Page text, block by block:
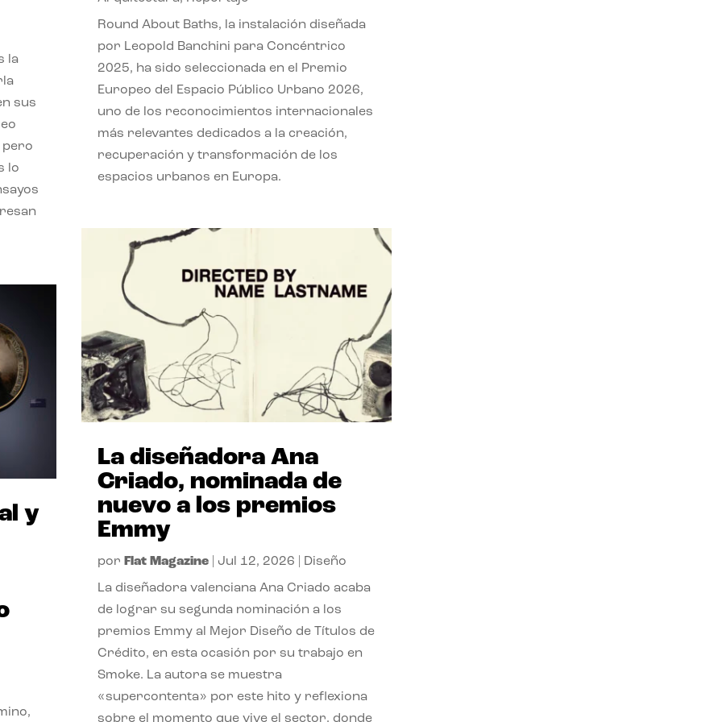
la
sus
pero
lo
y
Round About Baths, la instalación diseñada
por Leopold Banchini para Concéntrico
2025, ha sido seleccionada en el Premio
Europeo del Espacio Público Urbano 2026,
uno de los reconocimientos internacionales
más relevantes dedicados a la creación,
recuperación y transformación de los
espacios urbanos en Europa.
La diseñadora Ana
Criado, nominada de
nuevo a los premios
Emmy
por Flat Magazine| Jul 12, 2026 Diseño
La diseñadora valenciana Ana Criado acaba
de lograr su segunda nominación a los
premios Emmy al Mejor Diseño de Títulos de
Crédito, en esta ocasión por su trabajo en
Smoke. La autora se muestra
«supercontenta» por este hito y reflexiona
sobre el momento que vive el sector, donde